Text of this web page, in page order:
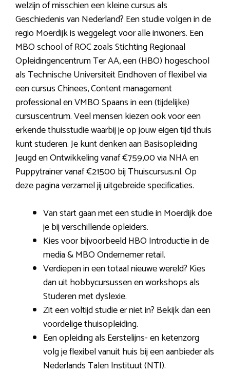
welzijn of misschien een kleine cursus als
Geschiedenis van Nederland? Een studie volgen in de
regio Moerdijk is weggelegt voor alle inwoners. Een
MBO school of ROC zoals Stichting Regionaal
Opleidingencentrum Ter AA, een (HBO) hogeschool
als Technische Universiteit Eindhoven of flexibel via
een cursus Chinees, Content management
professional en VMBO Spaans in een (tijdelijke)
cursuscentrum. Veel mensen kiezen ook voor een
erkende thuisstudie waarbij je op jouw eigen tijd thuis
kunt studeren. Je kunt denken aan Basisopleiding
Jeugd en Ontwikkeling vanaf €759,00 via NHA en
Puppytrainer vanaf €21500 bij Thuiscursus.nl. Op
deze pagina verzamel jij uitgebreide specificaties.
Van start gaan met een studie in Moerdijk doe
je bij verschillende opleiders.
Kies voor bijvoorbeeld HBO Introductie in de
media & MBO Ondernemer retail.
Verdiepen in een totaal nieuwe wereld? Kies
dan uit hobbycursussen en workshops als
Studeren met dyslexie.
Zit een voltijd studie er niet in? Bekijk dan een
voordelige thuisopleiding.
Een opleiding als Eerstelijns- en ketenzorg
volg je flexibel vanuit huis bij een aanbieder als
Nederlands Talen Instituut (NTI).